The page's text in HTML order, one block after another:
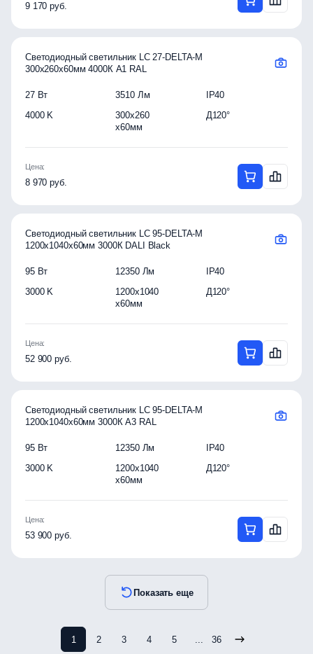
9 170 руб.
Светодиодный светильник LC 27-DELTA-M
300x260x60мм 4000К A1 RAL
27 Вт 3510 Лм
IP40
4000 K
300x260
x60мм
Д120°
Цена:
8 970 руб.
Светодиодный светильник LC 95-DELTA-M
1200x1040x60мм 3000К DALI Black
95 Вт 12350 Лм
IP40
3000 K
1200x1040
x60мм
Д120°
Цена:
52 900 руб.
Светодиодный светильник LC 95-DELTA-M
1200x1040x60мм 3000К A3 RAL
95 Вт 12350 Лм
IP40
3000 K
1200x1040
x60мм
Д120°
Цена:
53 900 руб.
Показать еще
1 2 3 4 5 36